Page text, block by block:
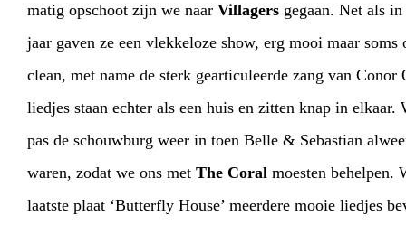
matig opschoot zijn we naar Villagers gegaan. Net als
jaar gaven ze een vlekkeloze show, erg mooi maar soms ook wel érg
clean, met name de sterk gearticuleerde zang van Conor O’Brien. De
liedjes staan echter als een huis en zitten knap in elkaar. We konden
pas de schouwburg weer in toen Belle & Sebastian alweer klaar
waren, zodat we ons met The Coral moesten behelpen.
laatste plaat ‘Butterfly House’ meerdere mooie liedjes bevatte,